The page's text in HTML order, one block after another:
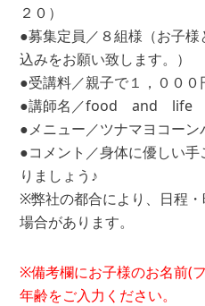
２０）
●募集定員／８組様（お子
込みをお願い致します。）
●受講料／親子で１，０００
●講師名／food and life
●メニュー／ツナマヨコー
●コメント／身体に優しい
りましょう♪
※弊社の都合により、日程
場合があります。
※備考欄にお子様のお名前(
年齢をご入力ください。